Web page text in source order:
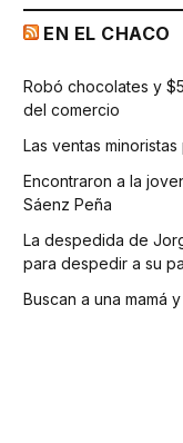
EN EL CHACO
Robó chocolates y
del comercio
Las ventas
Encontraron a la
Sáenz Peña
La despedida de
para despedir a su
Buscan a una mamá